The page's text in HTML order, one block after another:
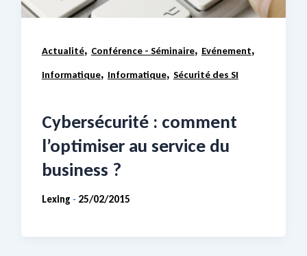
Actualité, Conférence - Séminaire, Evénement,
Informatique, Informatique, Sécurité des SI
Cybersécurité : comment
l’optimiser au service du
business ?
Lexing - 25/02/2015